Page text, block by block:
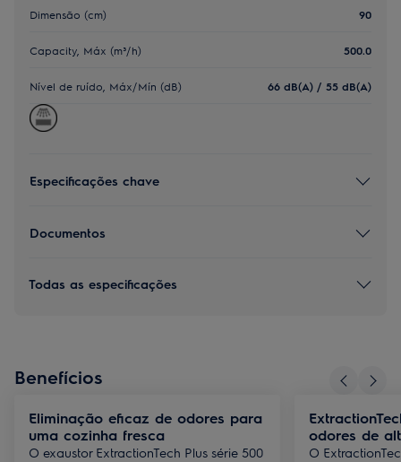
Dimensão (cm) 90
Capacity, Máx (m³/h) 500.0
Nível de ruído, Máx/Mín (dB) 66 dB(A) / 55 dB(A)
Especificações chave
Documentos
Todas as especificações
Benefícios
Eliminação eficaz de odores para
uma cozinha fresca
O exaustor ExtractionTech Plus série 500
odores de
O